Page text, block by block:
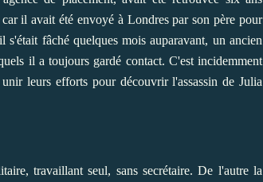
il avait été envoyé à Londres par son père pour
fâché quelques mois auparavant, un ancien
il a toujours gardé contact. C'est incidemment
leurs efforts pour découvrir l'assassin de Julia
travaillant seul, sans secrétaire. De l'autre la